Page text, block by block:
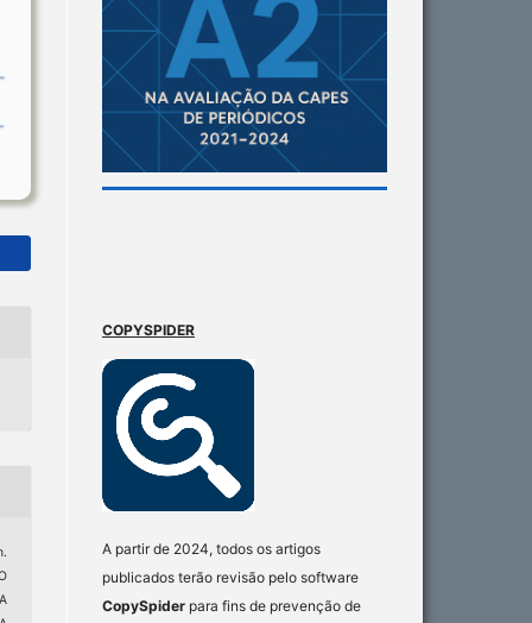
COPYSPIDER
A partir de 2024, todos os artigos
publicados terão revisão pelo software
CopySpider para fins de prevenção de